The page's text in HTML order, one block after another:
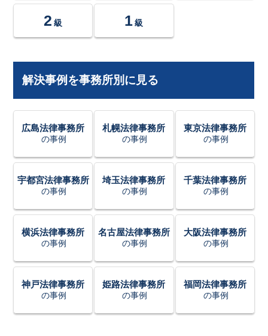
2 級 1 級
解決事例を事務所別に見る
広島法律事務所
の事例
札幌法律事務所
の事例
東京法律事務所
の事例
宇都宮法律事務所
の事例
埼玉法律事務所
の事例
千葉法律事務所
の事例
横浜法律事務所
の事例
名古屋法律事務所
の事例
大阪法律事務所
の事例
神戸法律事務所
の事例
姫路法律事務所
の事例
福岡法律事務所
の事例